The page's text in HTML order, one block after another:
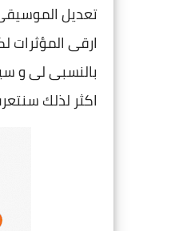
تعديل
ارقى المؤثرات
بالنسبى لى و
اكثر لذلك